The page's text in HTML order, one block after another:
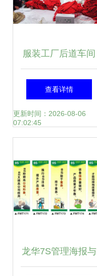
服装工厂后道车间
管理之道 提升效率
与质量的关键策略
查看详情
更新时间：2026-08-06
07:02:45
龙华7S管理海报与